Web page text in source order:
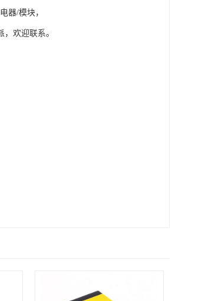
器/模块，
欢迎联系。